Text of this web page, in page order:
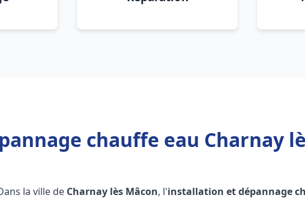
chauffe eau Charnay
la ville de Charnay lès Mâcon, l'installation et dépannage